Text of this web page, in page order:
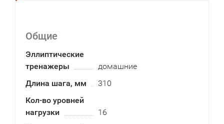
Общие
Эллиптические
тренажеры
домашние
Длина шага, мм
310
Кол-во уровней
нагрузки
16